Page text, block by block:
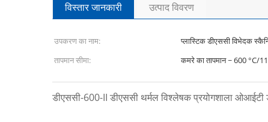
विस्तार जानकारी उत्पाद विवरण
उपकरण का नाम: प्लास्टिक डीएससी विभेदक
तापमान सीमा:
कमरे का तापमान ~ 600 °C/
डीएससी-600-II डीएससी थर्मल विश्लेषक प्रयोगशाला ओआईटी